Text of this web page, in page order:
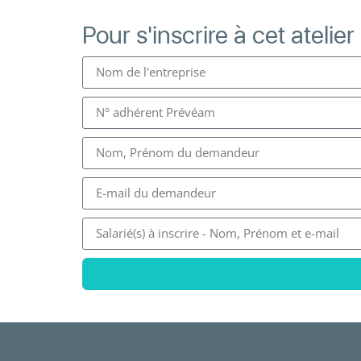
Pour s'inscrire à cet atelier